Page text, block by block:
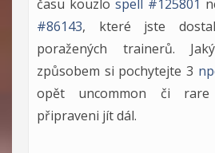
času kouzlo spell #125801
#86143, které jste
poražených trainerů.
způsobem si pochytejte 3
opět uncommon či
připraveni jít dál.